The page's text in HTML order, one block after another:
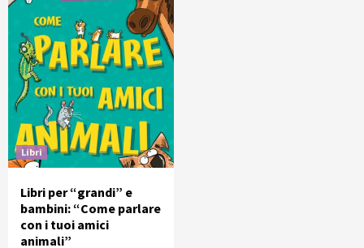
Libri
Libri per “grandi” e
bambini: “Come parlare
con i tuoi amici
animali”